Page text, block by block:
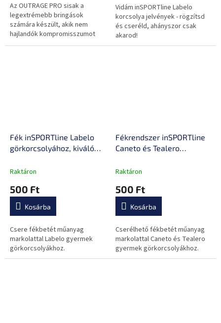
Az OUTRAGE PRO sisak a
legextrémebb bringások
számára készült, akik nem
hajlandók kompromisszumot
kötni sem a biztonság, sem a
Vidám inSPORTline Labelo
korcsolya jelvények - rögzítsd
és cseréld, ahányszor csak
akarod!
Fék inSPORTline Labelo
görkorcsolyához, kiváló
rögzítés, szintetikus gumi
Raktáron
500 Ft
Kosárba
Csere fékbetét műanyag
markolattal Labelo gyermek
görkorcsolyákhoz.
Fékrendszer inSPORTline
Caneto és Tealero
tapadás, csavaros
Raktáron
500 Ft
Kosárba
Cserélhető fékbetét műanyag
markolattal Caneto és Tealero
gyermek görkorcsolyákhoz.